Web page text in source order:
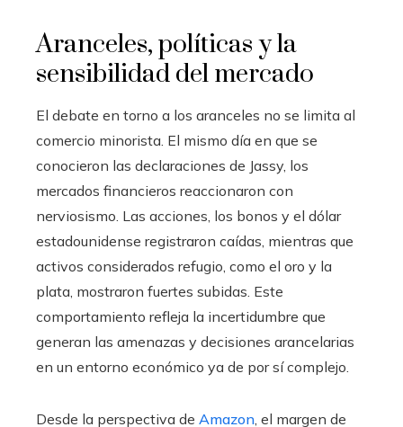
Aranceles, políticas y la
sensibilidad del mercado
El debate en torno a los aranceles no se limita al
comercio minorista. El mismo día en que se
conocieron las declaraciones de Jassy, los
mercados financieros reaccionaron con
nerviosismo. Las acciones, los bonos y el dólar
estadounidense registraron caídas, mientras que
activos considerados refugio, como el oro y la
plata, mostraron fuertes subidas. Este
comportamiento refleja la incertidumbre que
generan las amenazas y decisiones arancelarias
en un entorno económico ya de por sí complejo.
Desde la perspectiva de Amazon , el margen de